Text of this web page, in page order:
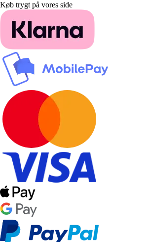
Køb trygt på vores side